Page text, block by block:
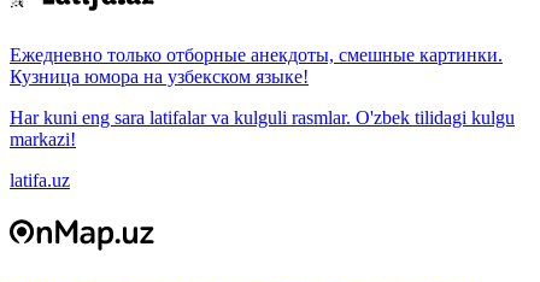
Ежедневно только отборные анекдоты, смешные картинки.
Кузница юмора на узбекском языке!
Har kuni eng sara latifalar va kulguli rasmlar. O'zbek tilidagi kulgu
markazi!
latifa.uz